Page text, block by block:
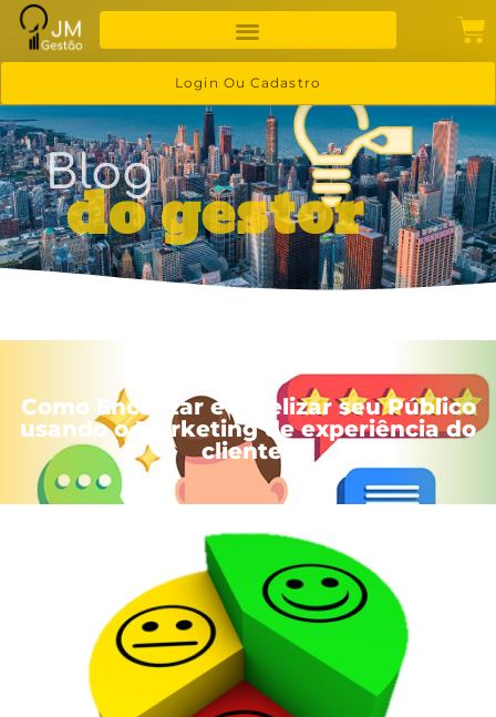
Login Ou Cadastro
Blog
do gestor
Como Encantar e Fidelizar seu Público
usando o Marketing de experiência do
cliente?